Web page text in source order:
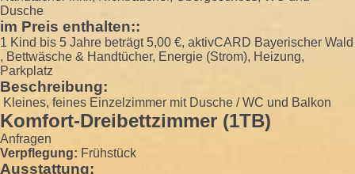
Dusche
im Preis enthalten::
1 Kind bis 5 Jahre beträgt 5,00 €, aktivCARD Bayerischer Wald
, Bettwäsche & Handtücher, Energie (Strom), Heizung,
Parkplatz
Beschreibung:
Kleines, feines Einzelzimmer mit Dusche / WC und Balkon
Komfort-Dreibettzimmer (1TB)
Anfragen
Verpflegung: Frühstück
Ausstattung: